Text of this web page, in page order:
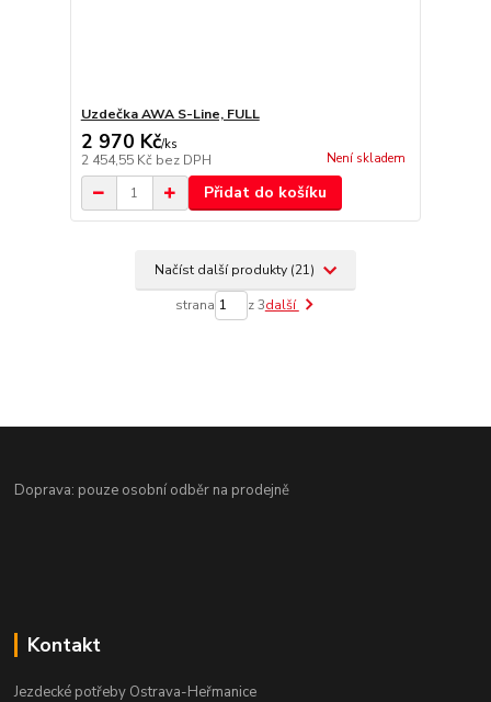
Uzdečka AWA S-Line, FULL
2 970 Kč/ks
2 454,55 Kč bez DPH Není skladem
Přidat do košíku
Načíst další produkty (21)
strana z 3další
Doprava: pouze osobní odběr na prodejně
Kontakt
Jezdecké potřeby Ostrava-Heřmanice